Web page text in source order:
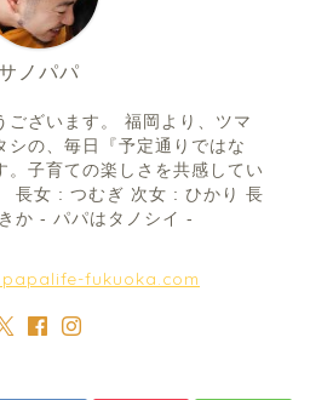
ノパパ
ございます。 福岡より、ツマ
シの、毎日『予定通りではな
。子育ての楽しさを共感してい
長女 : つむぎ 次女 : ひかり 長
か - パパはタノシイ -
fukuoka.com